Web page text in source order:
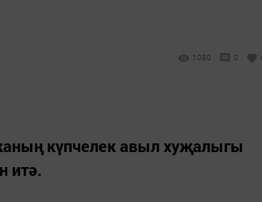
1080 0
күпчелек авыл хуҗалыгы
итә.